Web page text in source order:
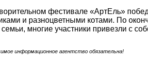
фестивале «АртЕль»
и разноцветными котами. По
многие участники привезли с
информационное агентство обязательна!